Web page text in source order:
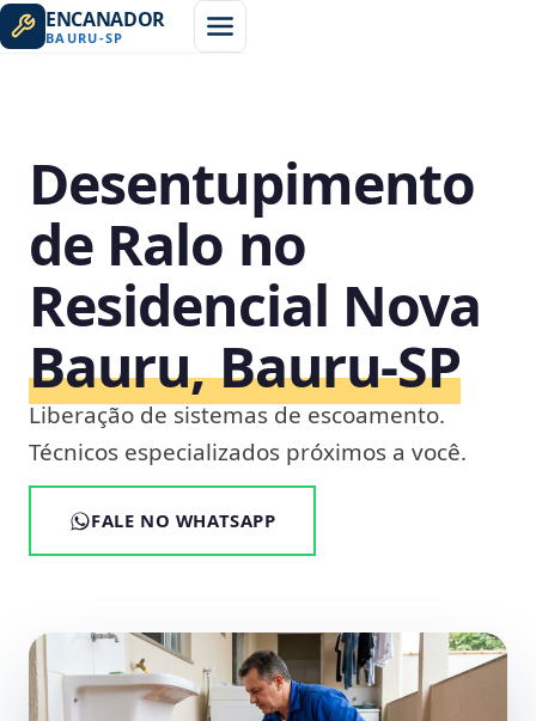
ENCANADOR
BAURU-SP
Desentupimento
de Ralo no
Residencial Nova
Bauru, Bauru‑SP
Liberação de sistemas de escoamento.
Técnicos especializados próximos a você.
FALE NO WHATSAPP